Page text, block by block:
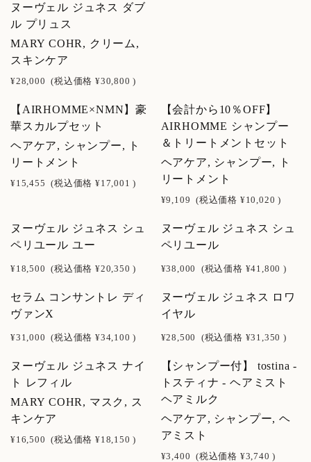
ヌーヴェル ジュネス ダブ
ル プリュス
MARY COHR, クリーム,
スキンケア
¥28,000 (税込価格 ¥30,800 )
NEW
【AIRHOMME×NMN】豪
華スカルプセット
ヘアケア, シャンプー, ト
リートメント
¥15,455 (税込価格 ¥17,001 )
NEW
【会計から10％OFF】
AIRHOMME シャンプー
＆トリートメントセット
ヘアケア, シャンプー, ト
リートメント
¥9,109 (税込価格 ¥10,020 )
ヌーヴェル ジュネス シュ
ペリユール ユー
¥18,500 (税込価格 ¥20,350 )
ヌーヴェル ジュネス シュ
ペリユール
¥38,000 (税込価格 ¥41,800 )
セラム コンサントレ ディ
ヴァンX
¥31,000 (税込価格 ¥34,100 )
ヌーヴェル ジュネス ロワ
イヤル
¥28,500 (税込価格 ¥31,350 )
ヌーヴェル ジュネス ナイ
ト レフィル
MARY COHR, マスク, ス
キンケア
¥16,500 (税込価格 ¥18,150 )
【シャンプー付】 tostina -
トスティナ - ヘアミスト
ヘアミルク
ヘアケア, シャンプー, ヘ
アミスト
¥3,400 (税込価格 ¥3,740 )